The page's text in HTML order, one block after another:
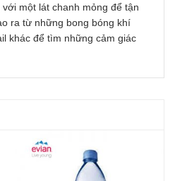
một lát chanh mỏng để tận
ra từ những bong bóng khí
khác để tìm những cảm giác